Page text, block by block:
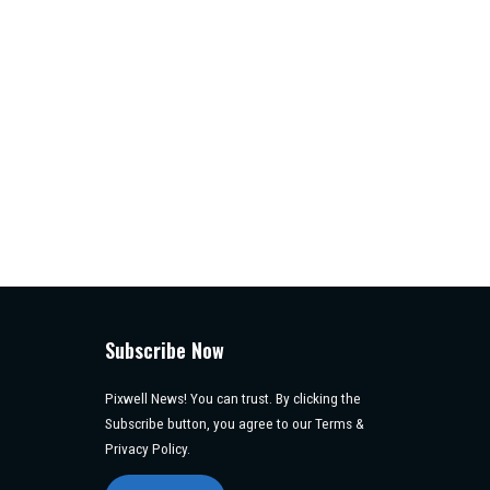
Subscribe Now
Pixwell News! You can trust. By clicking the
Subscribe button, you agree to our Terms &
Privacy Policy.